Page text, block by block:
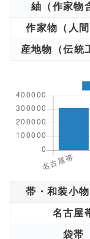
紬（作家物
作家物（人間
産地物（伝統
帯・和装小
名古屋
袋帯